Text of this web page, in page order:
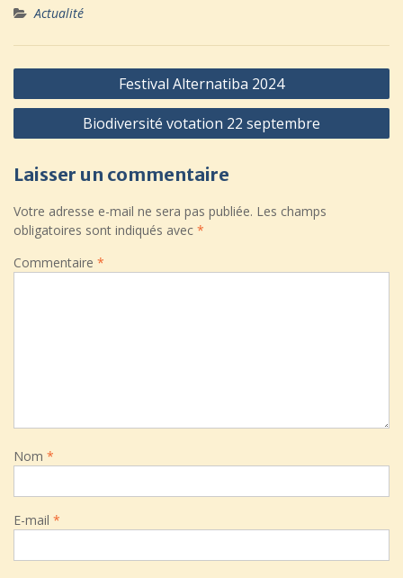
Actualité
Navigation
de
Festival Alternatiba 2024
Biodiversité votation 22 septembre
Laisser un commentaire
Votre adresse e-mail ne sera pas publiée. Les champs
obligatoires sont indiqués avec *
Commentaire *
Nom *
E-mail *